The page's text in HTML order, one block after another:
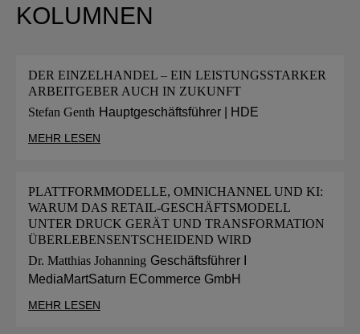
KOLUMNEN
DER EINZELHANDEL – EIN LEISTUNGSSTARKER
ARBEITGEBER AUCH IN ZUKUNFT
Stefan Genth Hauptgeschäftsführer | HDE
MEHR LESEN
PLATTFORMMODELLE, OMNICHANNEL UND KI:
WARUM DAS RETAIL-GESCHÄFTSMODELL
UNTER DRUCK GERÄT UND TRANSFORMATION
ÜBERLEBENSENTSCHEIDEND WIRD
Dr. Matthias Johanning Geschäftsführer I
MediaMartSaturn ECommerce GmbH
MEHR LESEN